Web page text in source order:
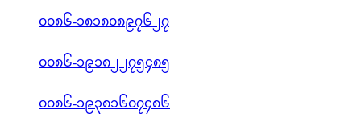
၀၀၈၆-၁၈၁၈၀၈၉၇၆၂၇
၀၀၈၆-၁၉၁၈၂၂၇၅၄၈၅
၀၀၈၆-၁၉၃၈၁၆၀၇၄၈၆